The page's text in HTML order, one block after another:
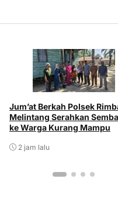
Jum’at Berkah Polsek
Melintang Serahkan
ke Warga Kurang Mampu
2 jam lalu